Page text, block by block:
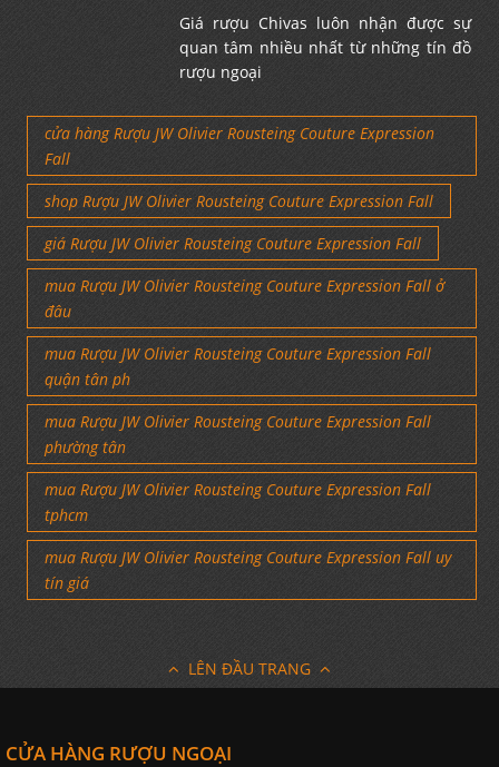
Giá rượu Chivas luôn nhận được sự
quan tâm nhiều nhất từ những tín đồ
rượu ngoại
cửa hàng Rượu JW Olivier Rousteing Couture Expression
Fall
shop Rượu JW Olivier Rousteing Couture Expression Fall
giá Rượu JW Olivier Rousteing Couture Expression Fall
mua Rượu JW Olivier Rousteing Couture Expression Fall ở
đâu
mua Rượu JW Olivier Rousteing Couture Expression Fall
quận tân ph
mua Rượu JW Olivier Rousteing Couture Expression Fall
phường tân
mua Rượu JW Olivier Rousteing Couture Expression Fall
tphcm
mua Rượu JW Olivier Rousteing Couture Expression Fall uy
tín giá
LÊN ĐẦU TRANG
CỬA HÀNG RƯỢU NGOẠI